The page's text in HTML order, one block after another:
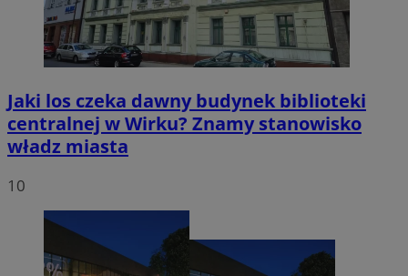
Jaki los czeka dawny budynek biblioteki
centralnej w Wirku? Znamy stanowisko
władz miasta
10